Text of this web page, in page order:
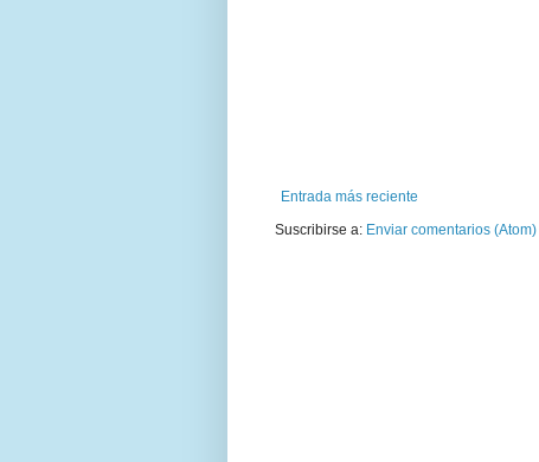
Entrada más reciente
Suscribirse a: Enviar comentarios (Atom)